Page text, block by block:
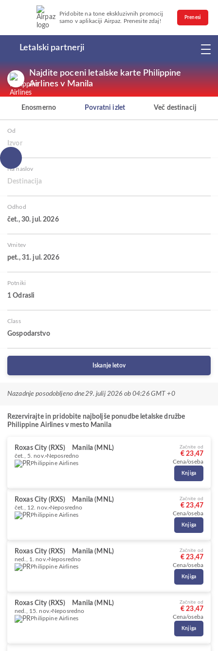
Pridobite na tone ekskluzivnih promocij
samo v aplikaciji Airpaz. Prenesite zdaj!
Prenesi
Letalski partnerji
Najdite poceni letalske karte Philippine
Airlines v Manila
Enosmerno Povratni izlet Več destinacij
Od
Izvor
Na naslov
Destinacija
Odhod
čet., 30. jul. 2026
Vrnitev
pet., 31. jul. 2026
Potniki
1 Odrasli
Class
Gospodarstvo
Iskanje letov
Nazadnje posodobljeno dne29. julij 2026 ob 04:26 GMT +0
Rezervirajte in pridobite najboljše ponudbe letalske družbe
Philippine Airlines v mesto Manila
Roxas City (RXS) Manila (MNL)
čet., 5. nov. Neposredno
Philippine Airlines
Začnite od
€ 23,47
Cena/oseba
Knjiga
Roxas City (RXS) Manila (MNL)
čet., 12. nov. Neposredno
Philippine Airlines
Začnite od
€ 23,47
Cena/oseba
Knjiga
Roxas City (RXS) Manila (MNL)
ned., 1. nov. Neposredno
Philippine Airlines
Začnite od
€ 23,47
Cena/oseba
Knjiga
Roxas City (RXS) Manila (MNL)
ned., 15. nov. Neposredno
Philippine Airlines
Začnite od
€ 23,47
Cena/oseba
Knjiga